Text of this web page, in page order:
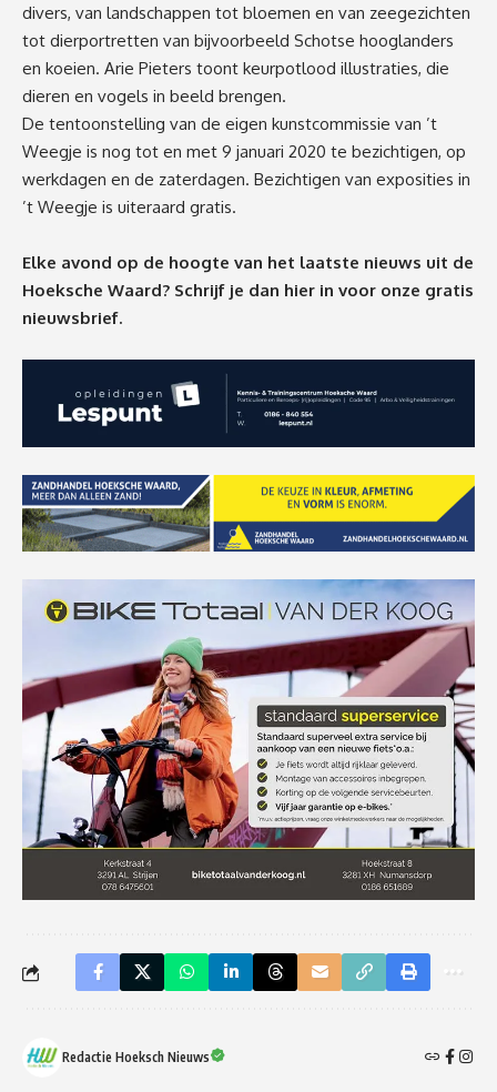
divers, van landschappen tot bloemen en van zeegezichten
tot dierportretten van bijvoorbeeld Schotse hooglanders
en koeien. Arie Pieters toont keurpotlood illustraties, die
dieren en vogels in beeld brengen.
De tentoonstelling van de eigen kunstcommissie van ’t
Weegje is nog tot en met 9 januari 2020 te bezichtigen, op
werkdagen en de zaterdagen. Bezichtigen van exposities in
’t Weegje is uiteraard gratis.
Elke avond op de hoogte van het laatste nieuws uit de
Hoeksche Waard? Schrijf je dan hier in voor onze gratis
nieuwsbrief.
Redactie Hoeksch Nieuws